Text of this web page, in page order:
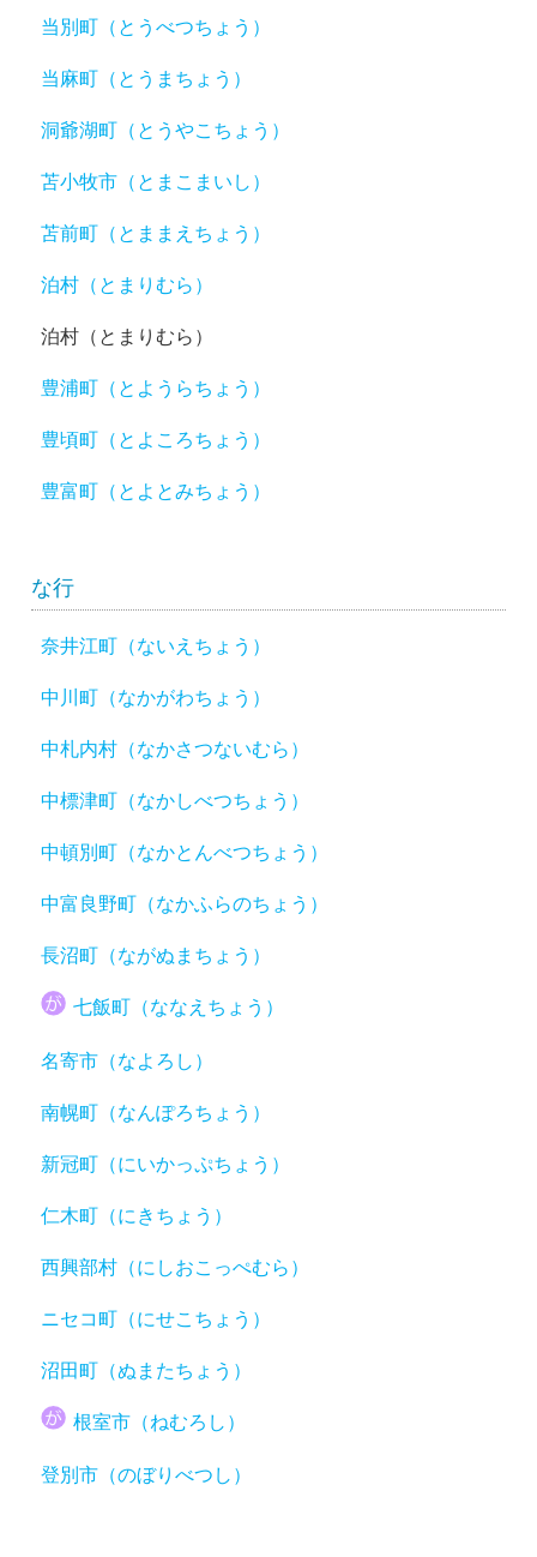
当別町（とうべつちょう）
当麻町（とうまちょう）
洞爺湖町（とうやこちょう）
苫小牧市（とまこまいし）
苫前町（とままえちょう）
泊村（とまりむら）
泊村（とまりむら）
豊浦町（とようらちょう）
豊頃町（とよころちょう）
豊富町（とよとみちょう）
な行
奈井江町（ないえちょう）
中川町（なかがわちょう）
中札内村（なかさつないむら）
中標津町（なかしべつちょう）
中頓別町（なかとんべつちょう）
中富良野町（なかふらのちょう）
長沼町（ながぬまちょう）
七飯町（ななえちょう）
名寄市（なよろし）
南幌町（なんぽろちょう）
新冠町（にいかっぷちょう）
仁木町（にきちょう）
西興部村（にしおこっぺむら）
ニセコ町（にせこちょう）
沼田町（ぬまたちょう）
根室市（ねむろし）
登別市（のぼりべつし）